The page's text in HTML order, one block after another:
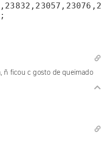
ñ ficou c gosto de queimado